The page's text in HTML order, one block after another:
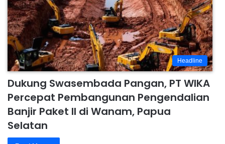
Headline
Dukung Swasembada Pangan, PT WIKA
Percepat Pembangunan Pengendalian
Banjir Paket II di Wanam, Papua
Selatan